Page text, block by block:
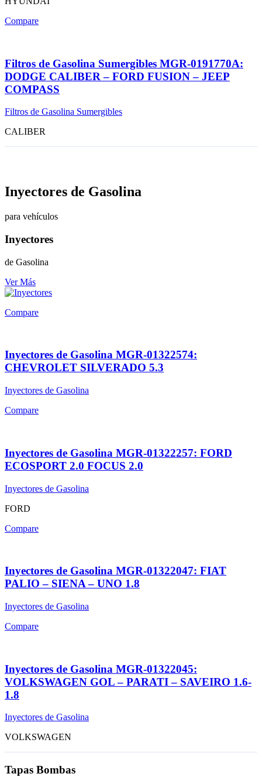
Compare
Filtros de Gasolina Sumergibles MGR-0191770A:
DODGE CALIBER – FORD FUSION – JEEP
COMPASS
Filtros de Gasolina Sumergibles
CALIBER
Inyectores de Gasolina
para vehículos
Inyectores
de Gasolina
Ver Más
Compare
Inyectores de Gasolina MGR-01322574:
CHEVROLET SILVERADO 5.3
Inyectores de Gasolina
Compare
Inyectores de Gasolina MGR-01322257: FORD
ECOSPORT 2.0 FOCUS 2.0
Inyectores de Gasolina
FORD
Compare
Inyectores de Gasolina MGR-01322047: FIAT
PALIO – SIENA – UNO 1.8
Inyectores de Gasolina
Compare
Inyectores de Gasolina MGR-01322045:
VOLKSWAGEN GOL – PARATI – SAVEIRO 1.6-
1.8
Inyectores de Gasolina
VOLKSWAGEN
Tapas Bombas